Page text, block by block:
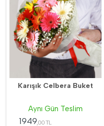
Karışık Celbera Buket
Aynı Gün Teslim
1949,00 TL